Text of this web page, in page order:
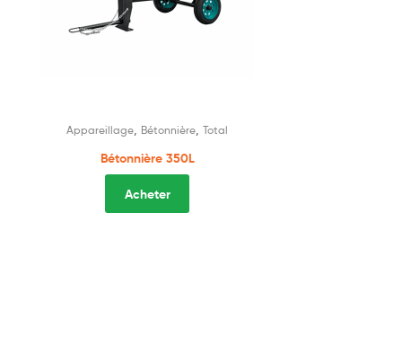
Appareillage Bétonnière Total
Bétonnière 350L
Acheter